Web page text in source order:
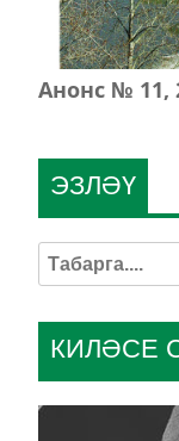
Анонс № 11,
КИЛӘСЕ
ЭЗЛӘҮ